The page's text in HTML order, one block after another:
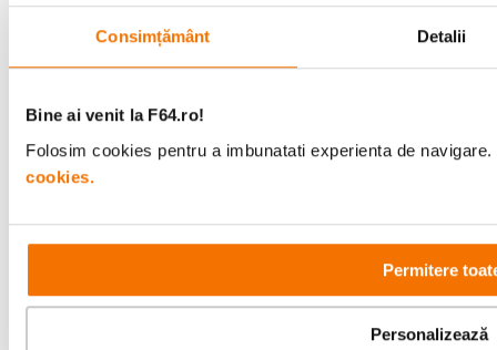
Consimțământ Detalii
Bine ai venit la F64.ro!
Folosim cookies pentru a imbunatati experienta de
cookies.
Permitere
Personalizează
F64 Studio
Urmareste-ne
Metode de plata